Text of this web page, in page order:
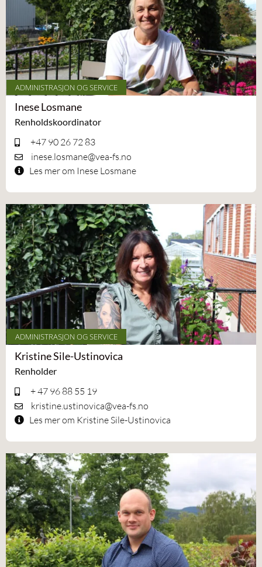
ADMINISTRASJON OG SERVICE
Inese Losmane
Renholdskoordinator
+47 90 26 72 83
inese.losmane@vea-fs.no
Les mer om Inese Losmane
ADMINISTRASJON OG SERVICE
Kristine Sile-Ustinovica
Renholder
+ 47 96 88 55 19
kristine.ustinovica@vea-fs.no
Les mer om Kristine Sile-Ustinovica